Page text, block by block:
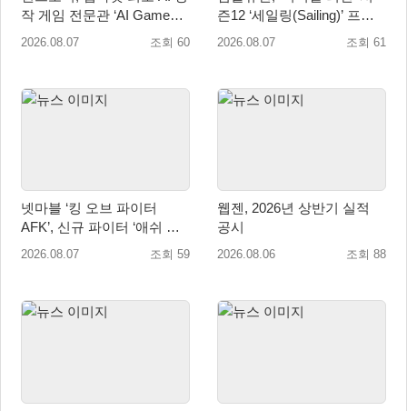
작 게임 전문관 ‘AI Games’
오픈
2026.08.07 조회 60
즌12 ‘세일링(Sailing)’ 프리
시즌 시작
2026.08.07 조회 61
넷마블 ‘킹 오브 파이터
AFK’, 신규 파이터 ‘애쉬 크
림존’ 업데이트
2026.08.07 조회 59
웹젠, 2026년 상반기 실적
공시
2026.08.06 조회 88